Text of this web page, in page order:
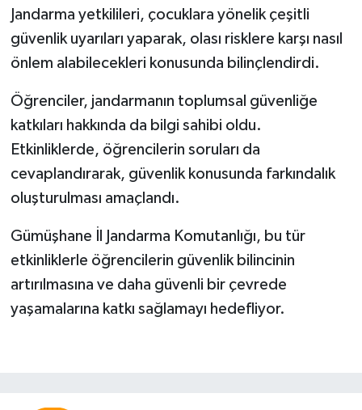
Jandarma yetkilileri, çocuklara yönelik çeşitli
güvenlik uyarıları yaparak, olası risklere karşı nasıl
önlem alabilecekleri konusunda bilinçlendirdi.
Öğrenciler, jandarmanın toplumsal güvenliğe
katkıları hakkında da bilgi sahibi oldu.
Etkinliklerde, öğrencilerin soruları da
cevaplandırarak, güvenlik konusunda farkındalık
oluşturulması amaçlandı.
Gümüşhane İl Jandarma Komutanlığı, bu tür
etkinliklerle öğrencilerin güvenlik bilincinin
artırılmasına ve daha güvenli bir çevrede
yaşamalarına katkı sağlamayı hedefliyor.